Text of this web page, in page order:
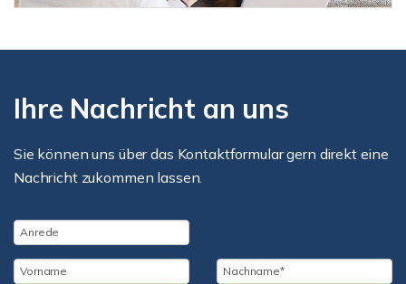
Ihre Nachricht an uns
Sie können uns über das Kontaktformular gern direkt eine
Nachricht zukommen lassen.